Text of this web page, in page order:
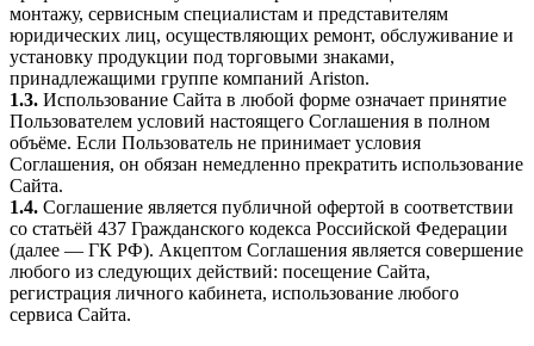
монтажу, сервисным специалистам и представителям
юридических лиц, осуществляющих ремонт, обслуживание и
установку продукции под торговыми знаками,
принадлежащими группе компаний Ariston.
1.3. Использование Сайта в любой форме означает принятие
Пользователем условий настоящего Соглашения в полном
объёме. Если Пользователь не принимает условия
Соглашения, он обязан немедленно прекратить использование
Сайта.
1.4. Соглашение является публичной офертой в соответствии
со статьёй 437 Гражданского кодекса Российской Федерации
(далее — ГК РФ). Акцептом Соглашения является совершение
любого из следующих действий: посещение Сайта,
регистрация личного кабинета, использование любого
сервиса Сайта.